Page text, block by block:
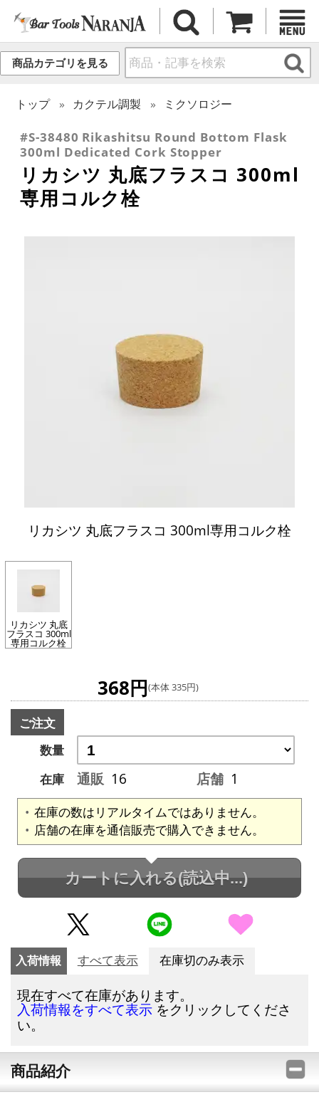
商品カテゴリを見る
トップ カクテル調製 ミクソロジー
#S-38480 Rikashitsu Round Bottom Flask
300ml Dedicated Cork Stopper
リカシツ 丸底フラスコ 300ml
専用コルク栓
リカシツ 丸底フラスコ 300ml専用コルク栓
リカシツ 丸底
フラスコ 300ml
専用コルク栓
368円(本体 335円)
ご注文
数量
在庫
通販 16 店舗 1
在庫の数はリアルタイムではありません。
店舗の在庫を通信販売で購入できません。
カートに入れる(読込中...)
入荷情報 すべて表示 在庫切のみ表示
現在すべて在庫があります。
入荷情報をすべて表示 をクリックしてくださ
い。
商品紹介